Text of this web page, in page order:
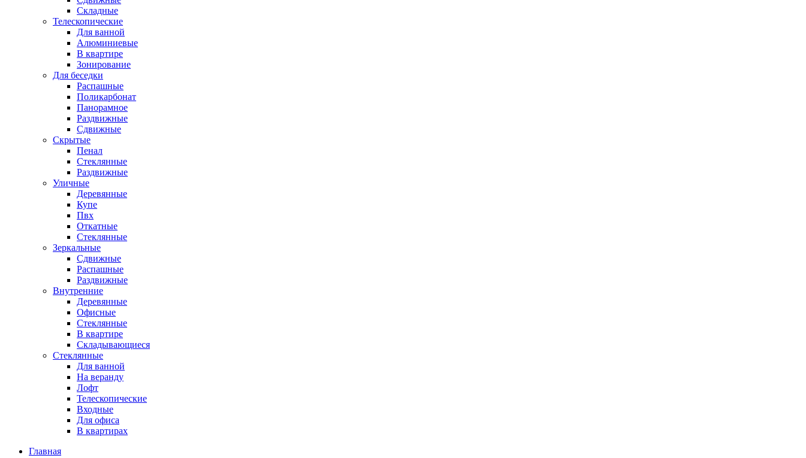
Складные
Телескопические
Для ванной
Алюминиевые
В квартире
Зонирование
Для беседки
Распашные
Поликарбонат
Панорамное
Раздвижные
Сдвижные
Скрытые
Пенал
Стеклянные
Раздвижные
Уличные
Деревянные
Купе
Пвх
Откатные
Стеклянные
Зеркальные
Сдвижные
Распашные
Раздвижные
Внутренние
Деревянные
Офисные
Стеклянные
В квартире
Складывающиеся
Стеклянные
Для ванной
На веранду
Лофт
Телескопические
Входные
Для офиса
В квартирах
Главная